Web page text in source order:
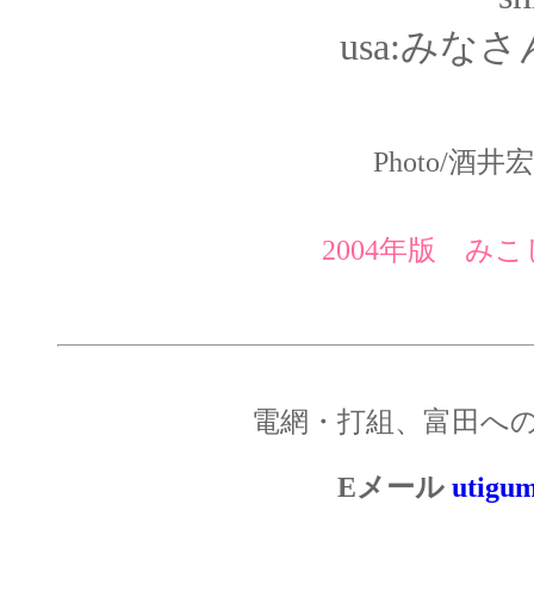
usa:みな
Photo/酒井
2004年版 みこ
電網・打組、富田へ
Eメール